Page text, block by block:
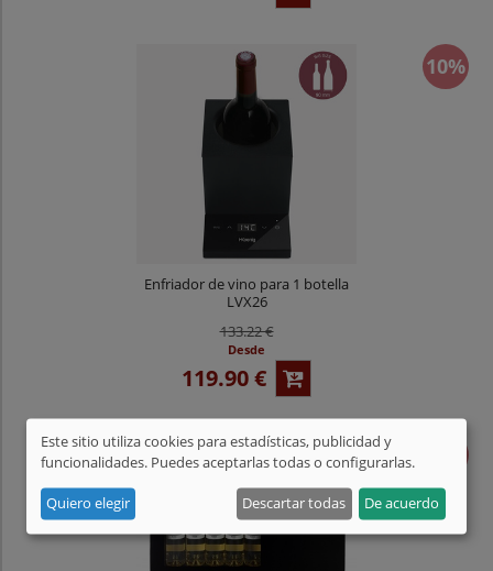
10%
Enfriador de vino para 1 botella
LVX26
133.22 €
Desde
119.90 €
Este sitio utiliza cookies para estadísticas, publicidad y
funcionalidades. Puedes aceptarlas todas o configurarlas.
Quiero elegir Descartar todas De acuerdo